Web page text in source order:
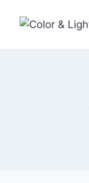
Inhalt